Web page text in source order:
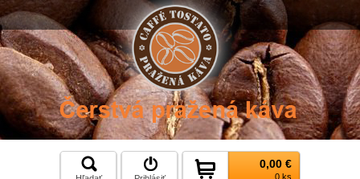
0,00 €
0 ks